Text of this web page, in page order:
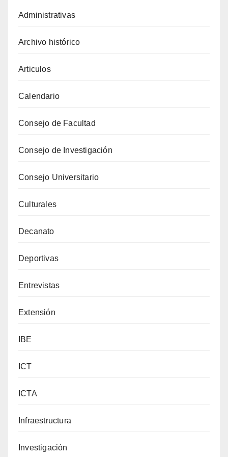
Administrativas
Archivo histórico
Articulos
Calendario
Consejo de Facultad
Consejo de Investigación
Consejo Universitario
Culturales
Decanato
Deportivas
Entrevistas
Extensión
IBE
ICT
ICTA
Infraestructura
Investigación